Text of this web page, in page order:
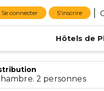
Se connecter S'inscrire
Hôtels de
2 personnes